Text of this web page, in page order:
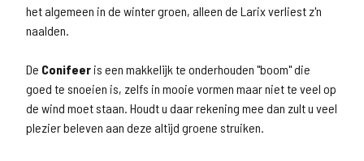
het algemeen in de winter groen, alleen de Larix verliest z'n
naalden.
De Conifeer is een makkelijk te onderhouden "boom" die
goed te snoeien is, zelfs in mooie vormen maar niet te veel op
de wind moet staan. Houdt u daar rekening mee dan zult u veel
plezier beleven aan deze altijd groene struiken.